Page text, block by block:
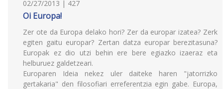
02/27/2013 | 427
Oi Europa!
Zer ote da Europa delako hori? Zer da europar izatea? Zerk
egiten gaitu europar? Zertan datza europar berezitasuna?
Europak ez dio utzi behin ere bere egiazko izaeraz eta
helburuez galdetzeari.
Europaren Ideia nekez uler daiteke haren "jatorrizko
gertakaria" den filosofiari erreferentzia egin gabe. Europa,